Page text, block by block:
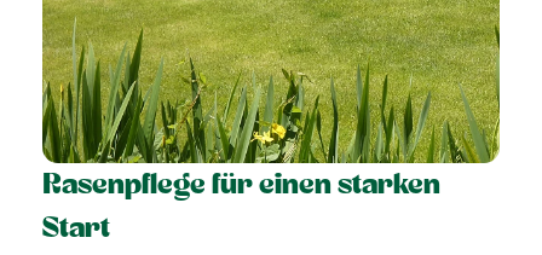
Rasenpflege für einen starken
Start